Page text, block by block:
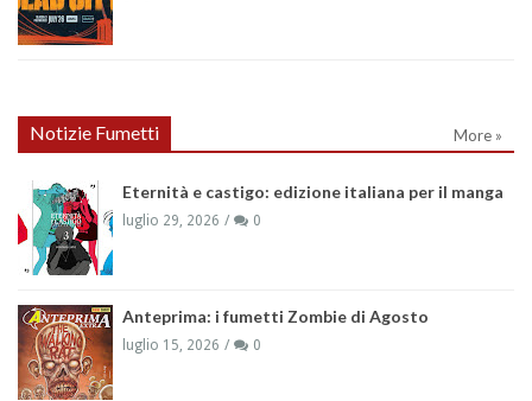
Notizie Fumetti More »
Eternità e castigo: edizione italiana per il manga
luglio 29, 2026 0
Anteprima: i fumetti Zombie di Agosto
luglio 15, 2026 0